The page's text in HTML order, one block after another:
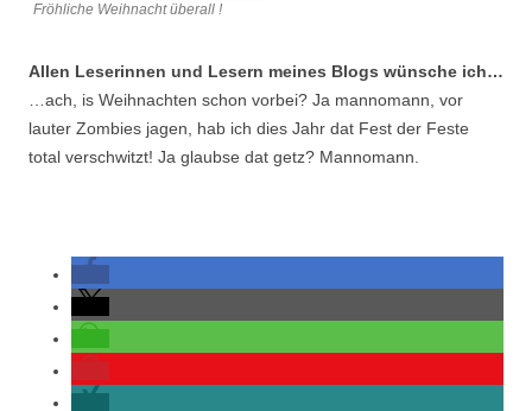
Fröhliche Weihnacht überall !
Allen Leserinnen und Lesern meines Blogs wünsche ich…
…ach, is Weihnachten schon vorbei? Ja mannomann, vor
lauter Zombies jagen, hab ich dies Jahr dat Fest der Feste
total verschwitzt! Ja glaubse dat getz? Mannomann.